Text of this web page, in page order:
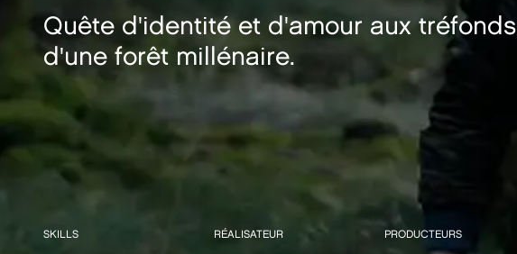
Quête d'identité et d'amour aux tréfonds
d'une forêt millénaire.
SKILLS
RÉALISATEUR
PRODUCTEURS